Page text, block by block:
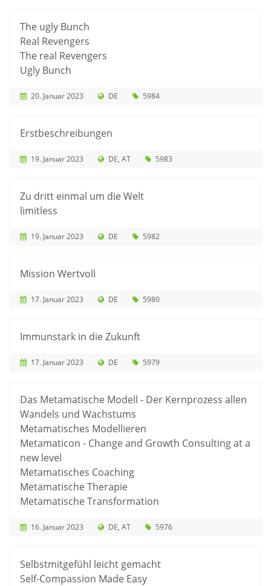
The ugly Bunch
Real Revengers
The real Revengers
Ugly Bunch
20. Januar 2023 DE 5984
Erstbeschreibungen
19. Januar 2023 DE AT 5983
Zu dritt einmal um die Welt
limitless
19. Januar 2023 DE 5982
Mission Wertvoll
17. Januar 2023 DE 5980
Immunstark in die Zukunft
17. Januar 2023 DE 5979
Das Metamatische Modell - Der Kernprozess allen
Wandels und Wachstums
Metamatisches Modellieren
Metamaticon - Change and Growth Consulting at a
new level
Metamatisches Coaching
Metamatische Therapie
Metamatische Transformation
16. Januar 2023 DE AT 5976
Selbstmitgefühl leicht gemacht
Self-Compassion Made Easy